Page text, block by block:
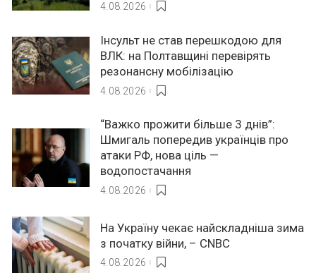
4.08.2026
Інсульт не став перешкодою для
ВЛК: на Полтавщині перевірять
резонансну мобілізацію
4.08.2026
“Важко прожити більше 3 днів”:
Шмигаль попередив українців про
атаки РФ, нова ціль —
водопостачання
4.08.2026
На Україну чекає найскладніша зима
з початку війни, – CNBC
4.08.2026